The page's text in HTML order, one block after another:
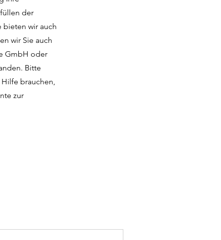
der
bieten wir auch
wir Sie auch
GmbH oder
Bitte
brauchen,
zur